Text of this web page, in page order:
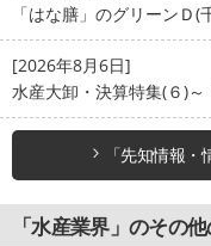
「はな膳」のグリーン
[2026年8月6日]
水産大卸・決算特集(６)
「先知情報
「水産業界」のその